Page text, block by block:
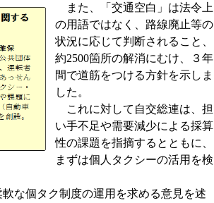
また、「交通空白」は法令上
の用語ではなく、路線廃止等の
状況に応じて判断されること、
約2500箇所の解消にむけ、３年
間で道筋をつける方針を示しま
した。
これに対して自交総連は、担
い手不足や需要減少による採算
性の課題を指摘するとともに、
まずは個人タクシーの活用を検
な個タク制度の運用を求める意見を述